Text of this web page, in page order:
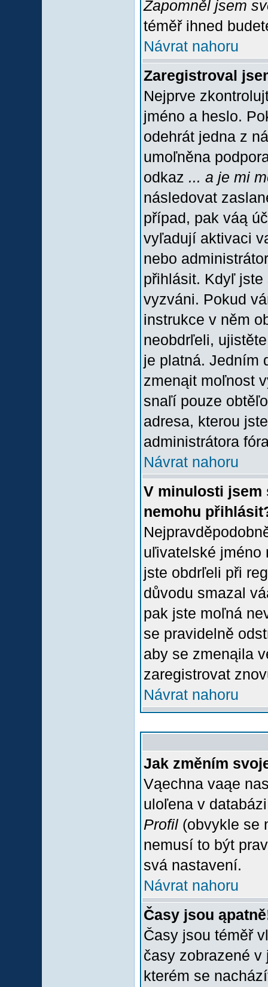
Zapomněl jsem
téměř ihned
Návrat nahoru
Zaregistroval
Nejprve
jméno a heslo.
odehrát jedna z
umoľněna
odkaz ... a je mi
následovat
případ, pak váą
vyľadují aktivaci
nebo
přihlásit. Kdyľ
vyzváni. Pokud
instrukce v něm
neobdrľeli,
je platná. Jedním
zmenąit moľnost
snaľí pouze
adresa, kterou
administrátora
Návrat nahoru
V minulosti jsem
nemohu
uľivatelské jméno
jste obdrľeli při
důvodu smazal
pak jste moľná
se pravidelně
aby se zmenąila
zaregistrovat
Návrat nahoru
Jak změním
Vąechna vaąe
uloľena v
Profil (obvykle se
nemusí to být
svá nastavení.
Návrat nahoru
Časy jsou
Časy jsou téměř
časy zobrazené
kterém se